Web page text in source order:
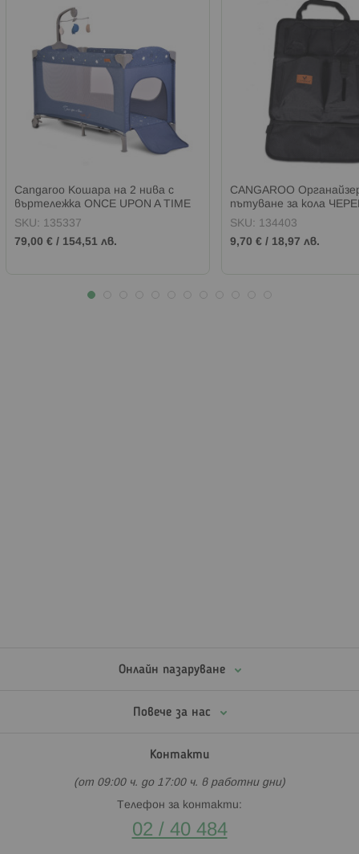
Cangaroo Кошара на 2 нивa с
въртележка ONCE UPON A TIME
ДЪНКОВ
SKU: 135337
79,00 € / 154,51 лв.
CANGAROO
пътуване за кола
SKU: 134403
9,70 € / 18,97 лв.
Онлайн пазаруване
Повече за нас
Контакти
(от 09:00 ч. до 17:00 ч. в работни дни)
Телефон за контакти:
02 / 40 484